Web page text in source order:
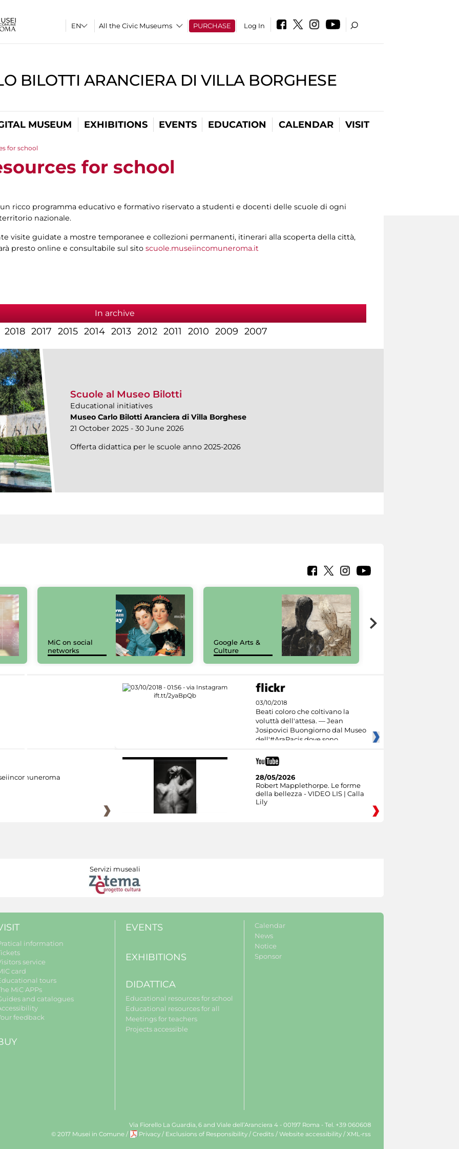
All the Civic Museums PURCHASE Log In
BILOTTI ARANCIERA DI VILLA BORGHESE
MUSEUM EXHIBITIONS EVENTS EDUCATION CALENDAR VISIT
for school
for school
ricco programma educativo e formativo riservato a studenti e docenti delle scuole di ogni
nazionale.
visite guidate a mostre temporanee e collezioni permanenti, itinerari alla scoperta della città,
presto online e consultabile sul sito scuole.museiincomuneroma.it
In archive
2018 2017 2015 2014 2013 2012 2011 2010 2009 2007
Scuole al Museo Bilotti
Educational initiatives
Museo Carlo Bilotti Aranciera di Villa Borghese
21 October 2025 - 30 June 2026
Offerta didattica per le scuole anno 2025-2026
MiC on social
networks
Google Arts &
Culture
03/10/2018
Beati coloro che coltivano la
voluttà dell'attesa. — Jean
Josipovici Buongiorno dal Museo
dell'#AraPacis dove sono
28/05/2026
Robert Mapplethorpe. Le forme
della bellezza - VIDEO LIS | Calla
Lily
Servizi museali
information
service
card
tours
MiC APPs
and catalogues
feedback
EVENTS
EXHIBITIONS
DIDATTICA
Educational resources for school
Educational resources for all
Meetings for teachers
Projects accessible
Calendar
News
Notice
Sponsor
Via Fiorello La Guardia, 6 and Viale dell’Aranciera 4 - 00197 Roma - Tel. +39 060608
© 2017 Musei in Comune / Privacy / Exclusions of Responsibility / Credits / Website accessibility / XML-rss